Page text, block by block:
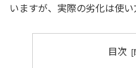
いますが、実際の劣化は使い
目次